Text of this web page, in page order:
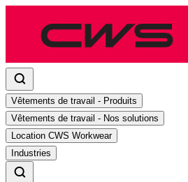
Vêtements de travail - Produits
Vêtements de travail - Nos solutions
Location CWS Workwear
Industries